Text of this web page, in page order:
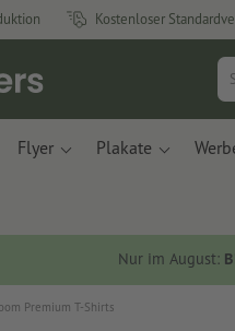
Kostenloser
Flyer Plakate
Nur im August:
Premium T-Shirts